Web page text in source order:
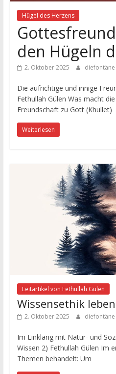
Hügel des Herzens
den Hügeln
2. Oktober 2025 diefontäne
Die aufrichtige und innige
Fethullah Gülen Was macht
Freundschaft zu Gott (Khullet)
Weiterlesen
Leitartikel von Fethullah Gülen
Wissensethik leben
2. Oktober 2025 diefontäne
Im Einklang mit Natur- und
Wissen 2) Fethullah Gülen Im
Themen behandelt: Um